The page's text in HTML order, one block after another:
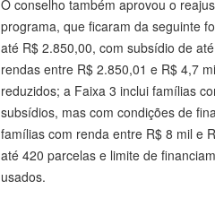
O conselho também aprovou o
programa, que ficaram da seguinte
até R$ 2.850,00, com subsídio de
rendas entre R$ 2.850,01 e R$ 4,7
reduzidos; a Faixa 3 inclui famílias
subsídios, mas com condições de
famílias com renda entre R$ 8 mil e
até 420 parcelas e limite de
usados.